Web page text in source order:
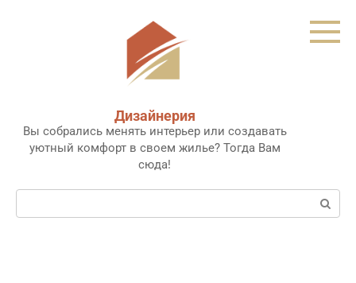
Дизайнерия
Вы собрались менять интерьер или создавать
уютный комфорт в своем жилье? Тогда Вам
сюда!
Поиск: